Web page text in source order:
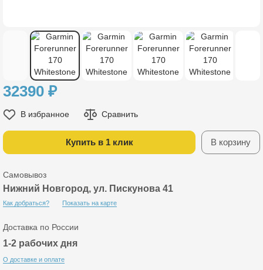
32390 ₽
Купить в 1 клик В корзину
В избранное Сравнить
Самовывоз
Нижний Новгород, ул. Пискунова 41
Как добраться? Показать на карте
Доставка по России
1-2 рабочих дня
О доставке и оплате